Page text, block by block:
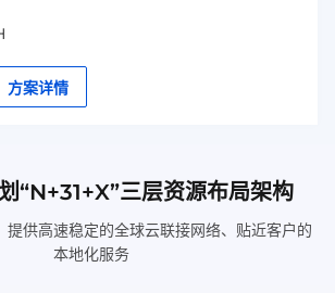
方案详情
“N+31+X”三层资源布局架构
提供高速稳定的全球云联接网络、贴近客户的
本地化服务